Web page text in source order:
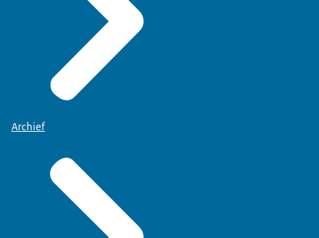
Archief